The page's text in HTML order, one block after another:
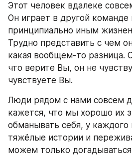
Этот человек вдалеке
Он играет в другой команде
принципиально иным
Трудно представить с чем
какая вообщем-то разница.
что верите Вы, он не
чувствуете Вы.
Люди рядом с нами совсем
кажется, что мы хорошо их
обманывать себя, у каждого
тяжёлые истории и
можем только